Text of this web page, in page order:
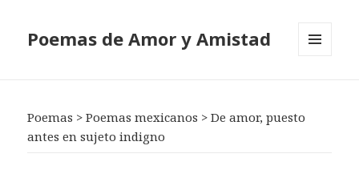
Poemas de Amor y Amistad
Poemas >Poemas mexicanos >De amor, puesto
antes en sujeto indigno